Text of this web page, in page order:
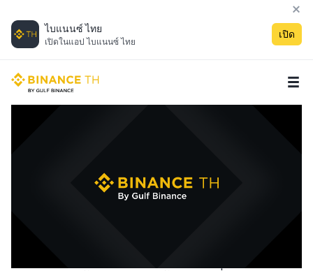
ไบแนนซ์ ไทย
เปิดในแอป ไบแนนซ์ ไทย
เปิด